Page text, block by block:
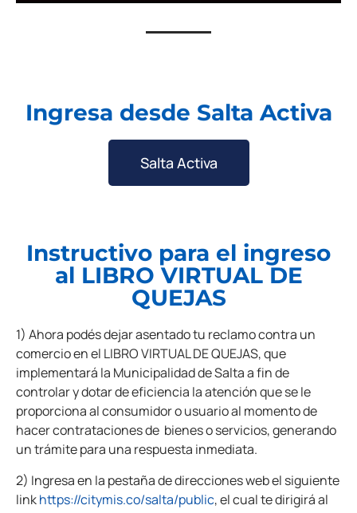
Ingresa desde Salta Activa
Salta Activa
Instructivo para el ingreso
al LIBRO VIRTUAL DE
QUEJAS
1) Ahora podés dejar asentado tu reclamo contra un
comercio en el LIBRO VIRTUAL DE QUEJAS, que
implementará la Municipalidad de Salta a fin de
controlar y dotar de eficiencia la atención que se le
proporciona al consumidor o usuario al momento de
hacer contrataciones de bienes o servicios, generando
un trámite para una respuesta inmediata.
2) Ingresa en la pestaña de direcciones web el siguiente
linkhttps://citymis.co/salta/public, el cual te dirigirá al